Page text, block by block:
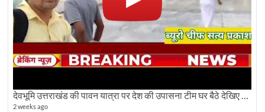
देवभूमि उत्तराखंड की पावन यात्रा पर देश की उपासना टीम घर बैठे देखिए अलौकिक दृश्य
2 weeks ago